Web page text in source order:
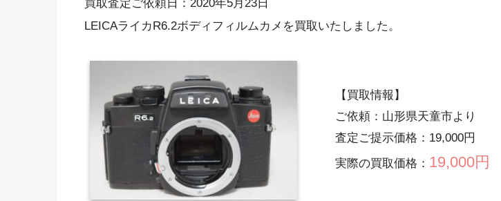
買取査定ご依頼日：2020年5月23日
LEICAライカR6.2ボディフィルムカメを買取いたしました。
【買取情報】
ご依頼：山形県天童市より
査定ご提示価格：19,000円
実際の買取価格： 19,000円